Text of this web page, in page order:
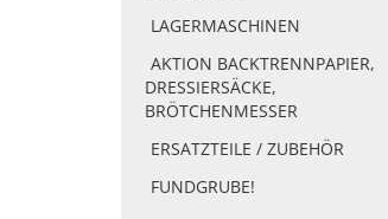
LAGERMASCHINEN
AKTION BACKTRENNPAPIER,
DRESSIERSÄCKE,
BRÖTCHENMESSER
ERSATZTEILE / ZUBEHÖR
FUNDGRUBE!